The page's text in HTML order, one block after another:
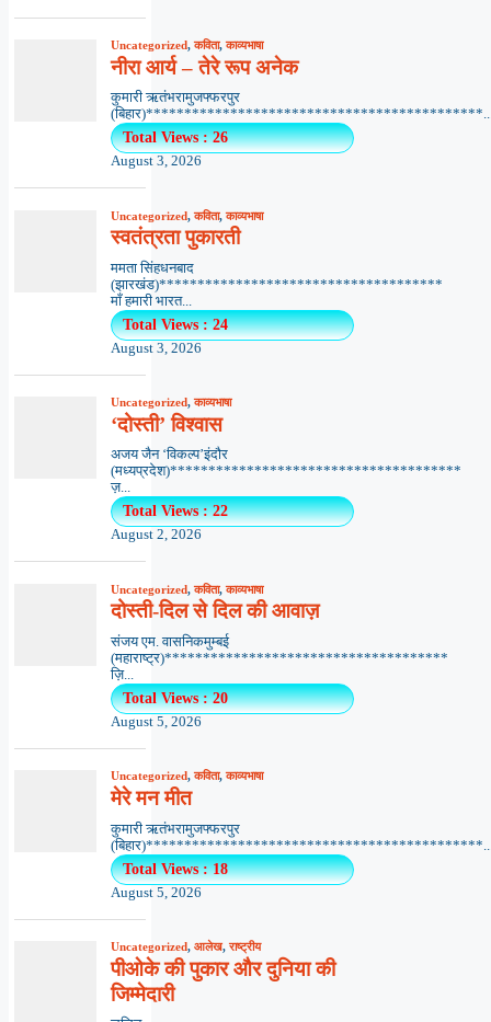
Uncategorized,कविता,काव्यभाषा
नीरा आर्य – तेरे रूप अनेक
कुमारी ऋतंभरामुजफ्फरपुर
Total Views : 26
August 3, 2026
Uncategorized,कविता,काव्यभाषा
स्वतंत्रता पुकारती
ममता सिंहधनबाद
(झारखंड)*************************************
माँ हमारी भारत...
Total Views : 24
August 3, 2026
Uncategorized,काव्यभाषा
‘दोस्ती’ विश्वास
अजय जैन ‘विकल्प’इंदौर
(मध्यप्रदेश)**************************************
ज़...
Total Views : 22
August 2, 2026
Uncategorized,कविता,काव्यभाषा
दोस्ती-दिल से दिल की आवाज़
संजय एम. वासनिकमुम्बई
(महाराष्ट्र)*************************************
ज़ि...
Total Views : 20
August 5, 2026
Uncategorized,कविता,काव्यभाषा
मेरे मन मीत
कुमारी ऋतंभरामुजफ्फरपुर
Total Views : 18
August 5, 2026
Uncategorized, आलेख,राष्ट्रीय
पीओके की पुकार और दुनिया की
जिम्मेदारी